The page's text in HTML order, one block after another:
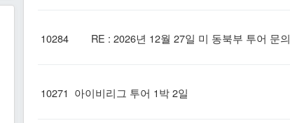
10284 RE : 2026년 12월 27일 미 동북부 투어 문의
10271 아이비리그 투어 1박 2일